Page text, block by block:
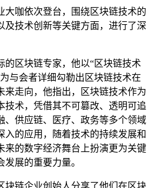
大咖依次登台，围绕区块链技术的
及技术创新等关键方面，进行了深
的区块链专家，他以“区块链技术
与会者详细勾勒出区块链技术在
来走向，他指出，区块链技术作为
技术，凭借其不可篡改、透明可追
、供应链、医疗、政务等多个领域
入的应用，随着技术的持续发展和
来的数字经济舞台上扮演更为关键
展的重要力量。
块链企业创始人分享了他们在区块